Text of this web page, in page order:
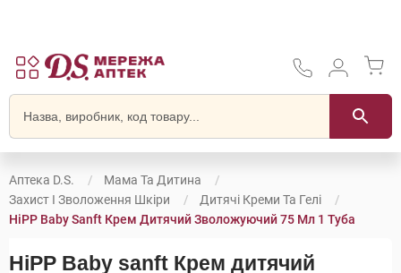
Аптека D.S.
Мама Та Дитина
Захист І Зволоження Шкіри
Дитячі Креми Та Гелі
HiPP Baby Sanft Крем Дитячий Зволожуючий 75 Мл 1 Туба
HiPP Baby sanft Крем дитячий